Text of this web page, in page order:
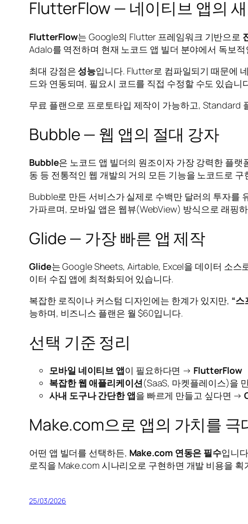
FlutterFlow — 네이티브 앱의
FlutterFlow는 Google의 Flutter 프레임워크 기반으로
Adalo를 역전하며 현재 노코드 앱 빌더 분야에서 독보
최대 강점은성능입니다. Flutter로 컴파일되기 때문에
드와 연동되며, 필요시 코드를 직접 수정할 수도 있습니
무료 플랜으로 프로토타입 제작이 가능하고, Standard
Bubble — 웹 앱의 절대 강자
Bubble은 노코드 앱 빌더의 원조이자 가장 강력한 플랫
동 등 전통적인 웹 개발의 거의 모든 기능을 노코드로 구
Bubble로 만든 서비스가 실제로 수백만 달러의 투자를
가파르며, 모바일 앱은 웹뷰(WebView) 방식으로 래핑
Glide — 가장 빠른 앱 제작
Glide는 Google Sheets, Airtable, Excel을 데이터 소스
이터 수집 앱에 최적화되어 있습니다.
복잡한 로직이나 커스텀 디자인에는 한계가 있지만, “스
능하며, 비즈니스 플랜은 월 $60입니다.
선택 기준 정리
모바일 네이티브 앱이 필요하다면 → FlutterFlow
복잡한 웹 애플리케이션(SaaS, 마켓플레이스)을
사내 도구나 간단한 앱을 빠르게 만들고 싶다면 →
Make.com으로 앱의 가치를 극
어떤 앱 빌더를 선택하든, Make.com 연동은 필수입니
로직을 Make.com 시나리오로 구현하면 개발 비용을 획
25/03/2026